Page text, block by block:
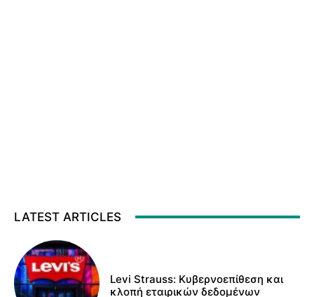
LATEST ARTICLES
Levi Strauss: Κυβερνοεπίθεση και
κλοπή εταιρικών δεδομένων